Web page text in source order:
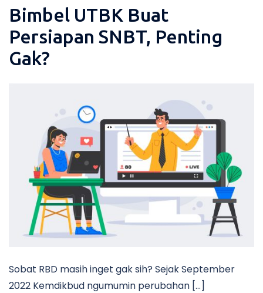
Bimbel UTBK Buat
Persiapan SNBT, Penting
Gak?
Sobat RBD masih inget gak sih? Sejak September
2022 Kemdikbud ngumumin perubahan […]